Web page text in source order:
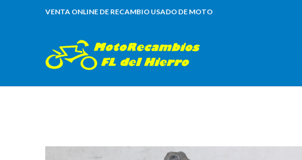
VENTA ONLINE DE RECAMBIO USADO DE MOTO